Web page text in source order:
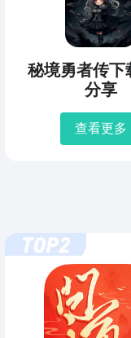
秘境勇者传下
分享
查看更多